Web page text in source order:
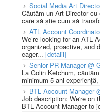
Social Media Art
Căutăm un Art Director
care să știe cum să
ATL Account
We’re looking for an ATL
organized, proactive, and
eager... [detalii]
Senior PR Manager @
La Golin Ketchum,
minimum 5 ani
BTL Account Manager
Job description: We're on
BTL Account Manager to